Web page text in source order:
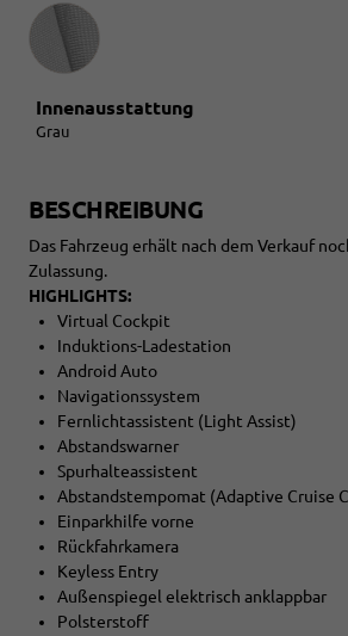
Innenausstattung
Innenausstattung
Grau
BESCHREIBUNG
Das Fahrzeug erhält nach dem Verkauf
Zulassung.
HIGHLIGHTS:
Virtual Cockpit
Induktions-Ladestation
Android Auto
Navigationssystem
Fernlichtassistent (Light Assist)
Abstandswarner
Spurhalteassistent
Abstandstempomat (Adaptive Cruise
Einparkhilfe vorne
Rückfahrkamera
Keyless Entry
Außenspiegel elektrisch anklappbar
Polsterstoff